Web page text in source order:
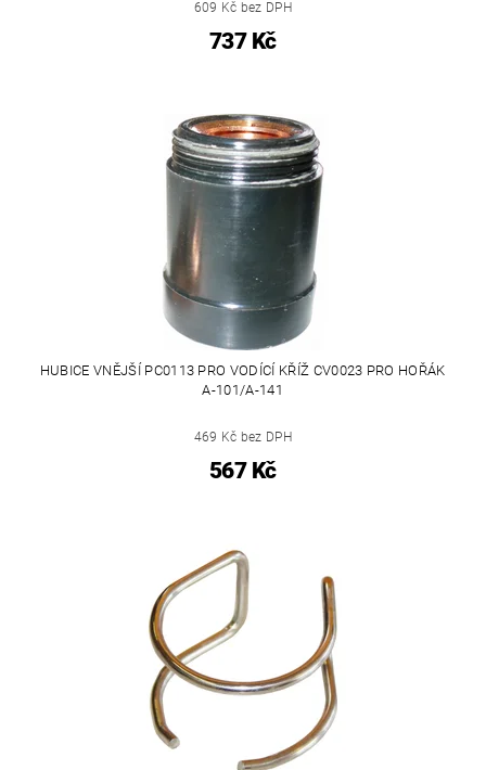
609 Kč bez DPH
737 Kč
HUBICE VNĚJŠÍ PC0113 PRO VODÍCÍ KŘÍŽ CV0023 PRO HOŘÁK
A-101/A-141
469 Kč bez DPH
567 Kč